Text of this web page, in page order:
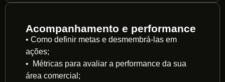
Acompanhamento e performance
• Como definir metas e desmembrá-las em
ações;
• Métricas para avaliar a performance da sua
área comercial;